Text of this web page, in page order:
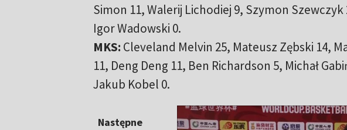
Simon 11, Walerij Lichodiej 9, Szymon
Igor Wadowski 0.
MKS: Cleveland Melvin 25, Mateusz Zębski 14,
11, Deng Deng 11, Ben Richardson 5, Michał
Jakub Kobel 0.
Następne